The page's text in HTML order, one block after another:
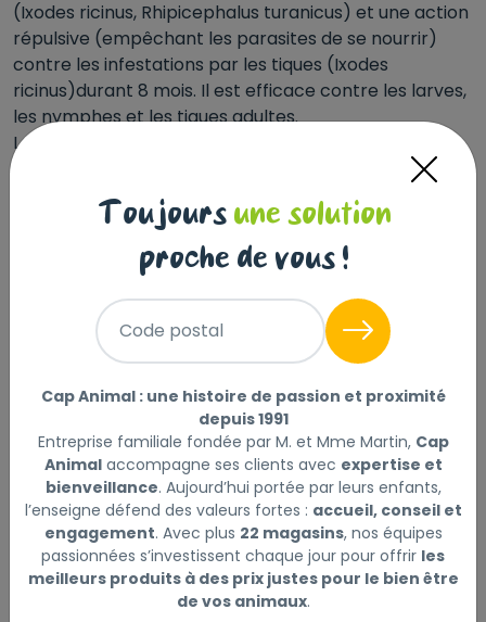
(Ixodes ricinus, Rhipicephalus turanicus) et une action
répulsive (empêchant les parasites de se nourrir)
contre les infestations par les tiques (Ixodes
ricinus)durant 8 mois. Il est efficace contre les larves,
les nymphes et les tiques adultes.
Les tiques déjà présentes sur le chat avant le
traitement peuvent ne pas être tuées dans les 48
heures après l’application du collier, et rester fixées
et visibles. Par conséquent, il est recommandé
d’enlever les tiques déjà présentes sur le chat au
moment de l'application. La prévention contre les
infestations par de nouvelles tiques commence dans
les deux jours après l’application du collier.
début de la saison des puces et tiques.
Le collier Seresto® antiparasitaire chat peut-il être
utilisé sur mon chaton ?
Contre-indications :
• Ne pas traiter les chatons âgés de moins de 10
semaines.
• Ne pas utiliser en cas d’hypersensibilité connue aux
Toujours une solution
proche de vous !
Code postal
Cap Animal : une histoire de passion et proximité
depuis 1991
Entreprise familiale fondée par M. et Mme Martin, Cap
Animalaccompagne ses clients avec expertise et
bienveillance. Aujourd’hui portée par leurs enfants,
l’enseigne défend des valeurs fortes : accueil, conseil et
engagement. Avec plus 22 magasins, nos équipes
passionnées s’investissent chaque jour pour offrir les
meilleurs produits à des prix justes pour le bien être
de vos animaux.